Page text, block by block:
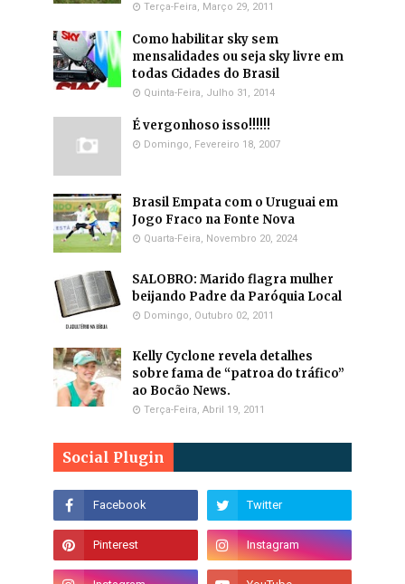
Terça-Feira, Março 29, 2011
Como habilitar sky sem
mensalidades ou seja sky livre em
todas Cidades do Brasil
Quinta-Feira, Julho 31, 2014
É vergonhoso isso!!!!!!
Domingo, Fevereiro 18, 2007
Brasil Empata com o Uruguai em
Jogo Fraco na Fonte Nova
Quarta-Feira, Novembro 20, 2024
SALOBRO: Marido flagra mulher
beijando Padre da Paróquia Local
Domingo, Outubro 02, 2011
Kelly Cyclone revela detalhes
sobre fama de “patroa do tráfico”
ao Bocão News.
Terça-Feira, Abril 19, 2011
Social Plugin